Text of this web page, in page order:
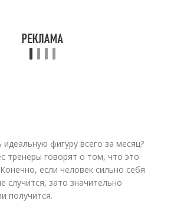
фигуру всего за месяц?
тренеры говорят о том, что это
если человек сильно себя
случится, зато значительно
получится.